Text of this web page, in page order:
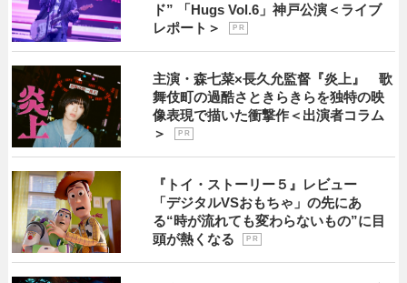
ド” 「Hugs Vol.6」神戸公演＜ライブ
レポート＞
P R
主演・森七菜×長久允監督『炎上』 歌
舞伎町の過酷さときらきらを独特の映
像表現で描いた衝撃作＜出演者コラム
＞
P R
『トイ・ストーリー５』レビュー
「デジタルVSおもちゃ」の先にあ
る“時が流れても変わらないもの”に目
頭が熱くなる
P R